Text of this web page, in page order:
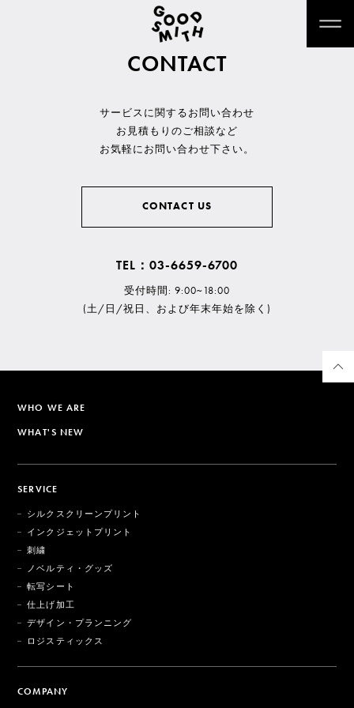
CONTACT
サービスに関するお問い合わせ
お見積もりのご相談など
お気軽にお問い合わせ下さい。
CONTACT US
TEL：03-6659-6700
受付時間: 9:00~18:00
(土/日/祝日、および年末年始を除く)
WHO WE ARE
WHAT'S NEW
SERVICE
シルクスクリーンプリント
インクジェットプリント
刺繍
ノベルティ・グッズ
転写シート
仕上げ加工
デザイン・プランニング
ロジスティックス
COMPANY